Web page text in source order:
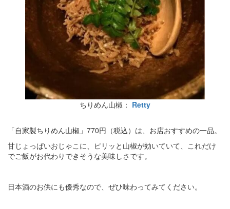
ちりめん山椒： Retty
「自家製ちりめん山椒」770円（税込）は、お店おすすめの一品。
甘じょっぱいおじゃこに、ピリッと山椒が効いていて、これだけ
でご飯がお代わりできそうな美味しさです。
日本酒のお供にも優秀なので、ぜひ味わってみてください。